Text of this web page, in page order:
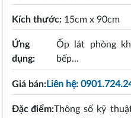
Kích thước: 15cm x 90cm
Ứng
dụng:
Ốp lát phòng
bếp...
Giá bán:Liên hệ:
Đặc điểm:Thông số kỹ